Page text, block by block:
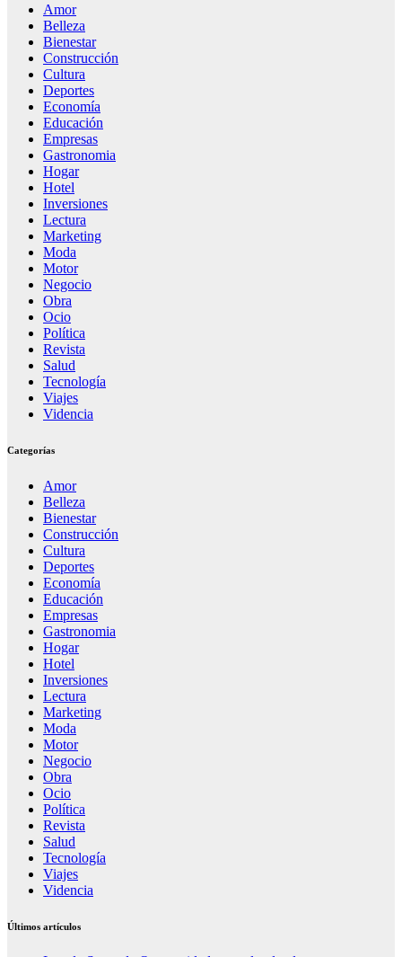
Amor
Belleza
Bienestar
Construcción
Cultura
Deportes
Economía
Educación
Empresas
Gastronomia
Hogar
Hotel
Inversiones
Lectura
Marketing
Moda
Motor
Negocio
Obra
Ocio
Política
Revista
Salud
Tecnología
Viajes
Videncia
Categorías
Amor
Belleza
Bienestar
Construcción
Cultura
Deportes
Economía
Educación
Empresas
Gastronomia
Hogar
Hotel
Inversiones
Lectura
Marketing
Moda
Motor
Negocio
Obra
Ocio
Política
Revista
Salud
Tecnología
Viajes
Videncia
Últimos artículos